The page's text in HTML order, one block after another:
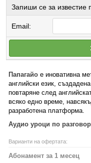
Запиши се за известие
Email:
Папагайо е иновативна
английски език,
повтаряне след
всяко едно време,
разработена платформа.
Аудио уроци по
Варианти на офертата:
Абонамент за 1 месец